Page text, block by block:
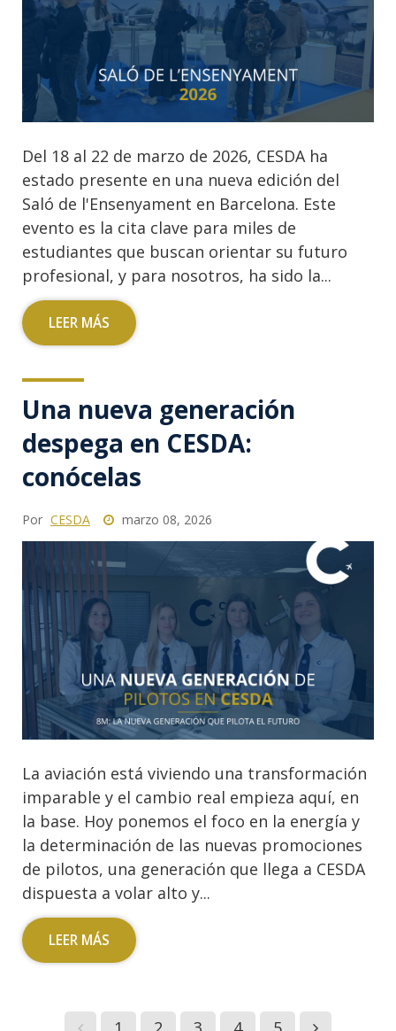
Del 18 al 22 de marzo de 2026, CESDA ha
estado presente en una nueva edición del
Saló de l'Ensenyament en Barcelona. Este
evento es la cita clave para miles de
estudiantes que buscan orientar su futuro
profesional, y para nosotros, ha sido la...
LEER MÁS
Una nueva generación
despega en CESDA:
conócelas
Por CESDA marzo 08, 2026
La aviación está viviendo una transformación
imparable y el cambio real empieza aquí, en
la base. Hoy ponemos el foco en la energía y
la determinación de las nuevas promociones
de pilotos, una generación que llega a CESDA
dispuesta a volar alto y...
LEER MÁS